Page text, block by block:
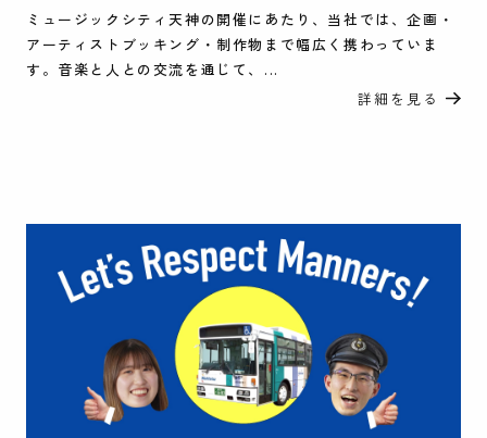
ミュージックシティ天神の開催にあたり、当社では、企画・
アーティストブッキング・制作物まで幅広く携わっていま
す。音楽と人との交流を通じて、...
詳細を見る